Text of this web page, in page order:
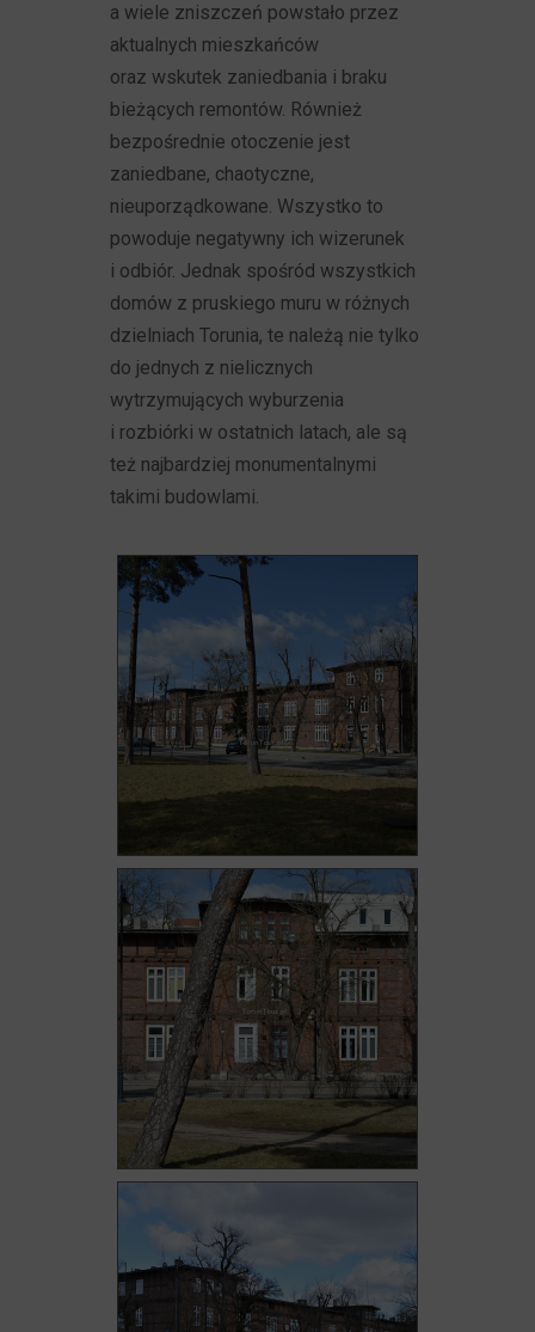
a wiele zniszczeń powstało przez
aktualnych mieszkańców
oraz wskutek zaniedbania i braku
bieżących remontów. Również
bezpośrednie otoczenie jest
zaniedbane, chaotyczne,
nieuporządkowane. Wszystko to
powoduje negatywny ich wizerunek
i odbiór. Jednak spośród wszystkich
domów z pruskiego muru w różnych
dzielniach Torunia, te należą nie tylko
do jednych z nielicznych
wytrzymujących wyburzenia
i rozbiórki w ostatnich latach, ale są
też najbardziej monumentalnymi
takimi budowlami.